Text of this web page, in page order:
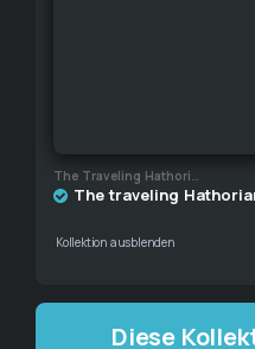
The Traveling Hathorian
The traveling
Kollektion ausblenden
Diese